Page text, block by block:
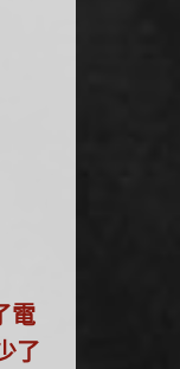
電
了